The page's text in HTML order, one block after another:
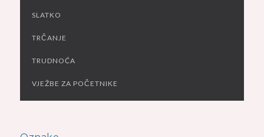
SLATKO
TRČANJE
TRUDNOĆA
VJEŽBE ZA POČETNIKE